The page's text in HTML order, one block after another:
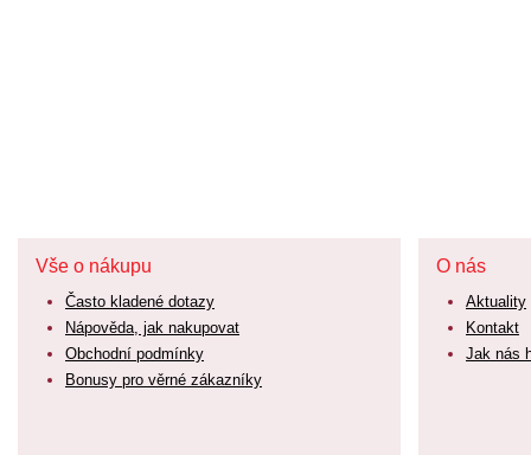
Vše o nákupu
Často kladené dotazy
Nápověda, jak nakupovat
Obchodní podmínky
Bonusy pro věrné zákazníky
O nás
Aktuality
Kontakt
Jak nás